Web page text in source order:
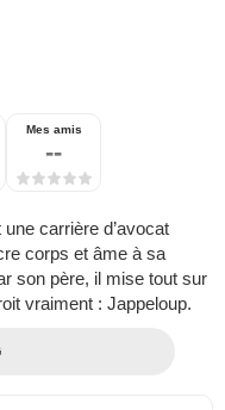
Mes amis
--
carrière d’avocat
corps et âme à sa
son père, il mise tout sur
vraiment : Jappeloup.